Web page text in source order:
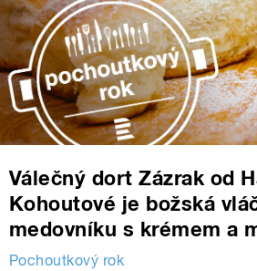
Válečný dort Zázrak od
Kohoutové je božská
medovníku s krémem a
Pochoutkový rok